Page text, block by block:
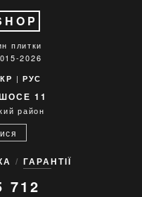
плитки
2026
| РУС
11
район
ГАРАНТІЇ
712